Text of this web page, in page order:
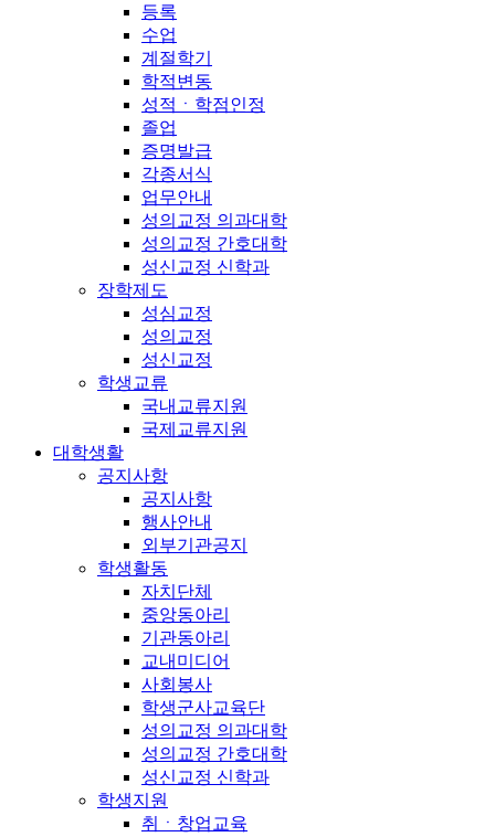
등록
수업
계절학기
학적변동
성적ㆍ학점인정
졸업
증명발급
각종서식
업무안내
성의교정 의과대학
성의교정 간호대학
성신교정 신학과
장학제도
성심교정
성의교정
성신교정
학생교류
국내교류지원
국제교류지원
대학생활
공지사항
공지사항
행사안내
외부기관공지
학생활동
자치단체
중앙동아리
기관동아리
교내미디어
사회봉사
학생군사교육단
성의교정 의과대학
성의교정 간호대학
성신교정 신학과
학생지원
취ㆍ창업교육